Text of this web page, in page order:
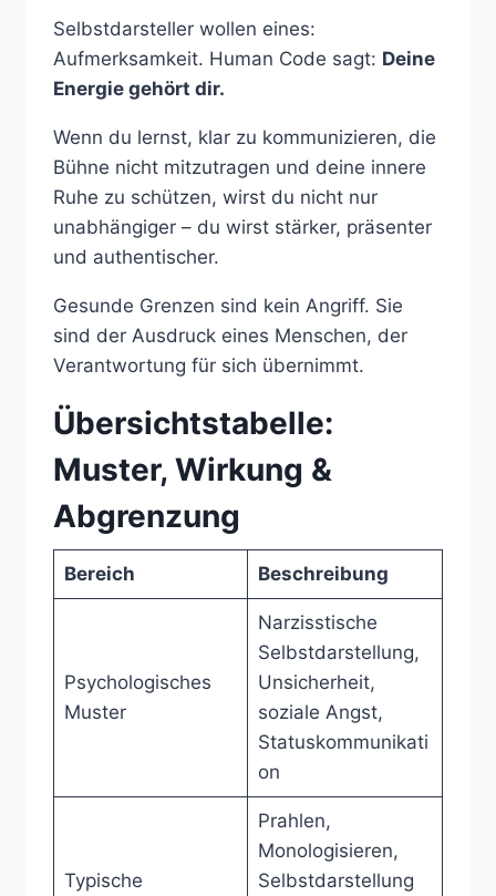
Selbstdarsteller wollen eines:
Aufmerksamkeit. Human Code sagt: Deine
Energie gehört dir.
Wenn du lernst, klar zu kommunizieren, die
Bühne nicht mitzutragen und deine innere
Ruhe zu schützen, wirst du nicht nur
unabhängiger – du wirst stärker, präsenter
und authentischer.
Gesunde Grenzen sind kein Angriff. Sie
sind der Ausdruck eines Menschen, der
Verantwortung für sich übernimmt.
Übersichtstabelle:
Muster, Wirkung &
Abgrenzung
Bereich Beschreibung
Psychologisches
Muster
Narzisstische
Selbstdarstellung,
Unsicherheit,
soziale Angst,
Statuskommunikati
on
Typische
Prahlen,
Monologisieren,
Selbstdarstellung